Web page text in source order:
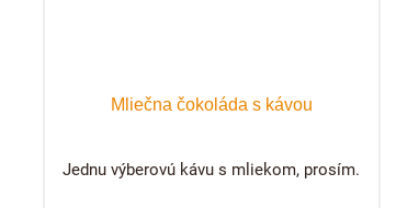
Mliečna čokoláda s kávou
Jednu výberovú kávu s mliekom, prosím.